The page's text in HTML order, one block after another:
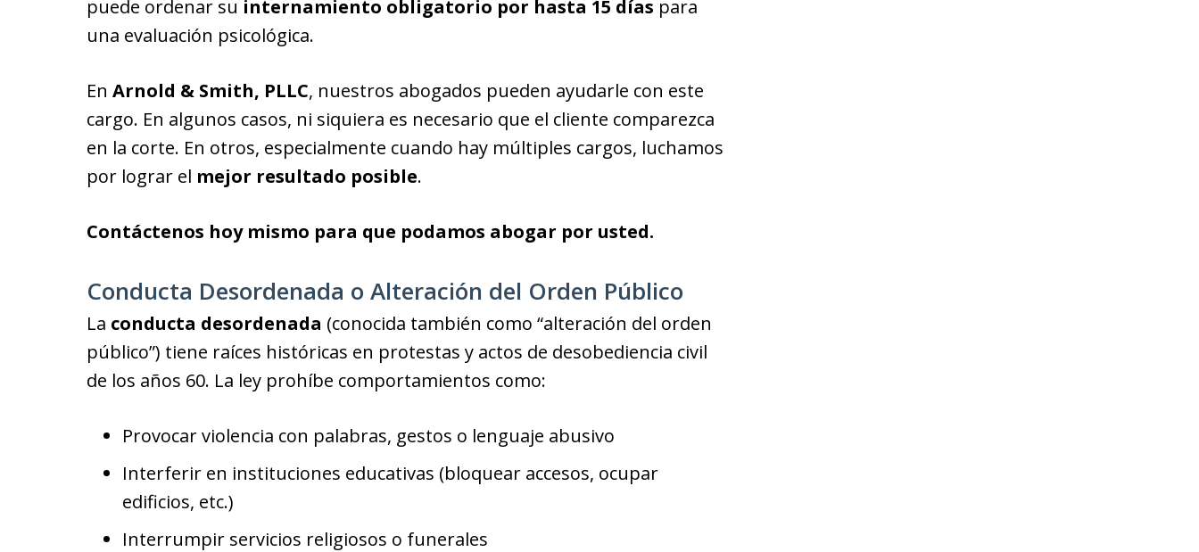
puede ordenar su internamiento obligatorio por hasta 15 días para
una evaluación psicológica.
En Arnold & Smith, PLLC, nuestros abogados pueden ayudarle con este
cargo. En algunos casos, ni siquiera es necesario que el cliente comparezca
en la corte. En otros, especialmente cuando hay múltiples cargos, luchamos
por lograr el mejor resultado posible.
Contáctenos hoy mismo para que podamos abogar por usted.
Conducta Desordenada o Alteración del Orden Público
La conducta desordenada (conocida también como “alteración del orden
público”) tiene raíces históricas en protestas y actos de desobediencia civil
de los años 60. La ley prohíbe comportamientos como:
Provocar violencia con palabras, gestos o lenguaje abusivo
Interferir en instituciones educativas (bloquear accesos, ocupar
edificios, etc.)
Interrumpir servicios religiosos o funerales